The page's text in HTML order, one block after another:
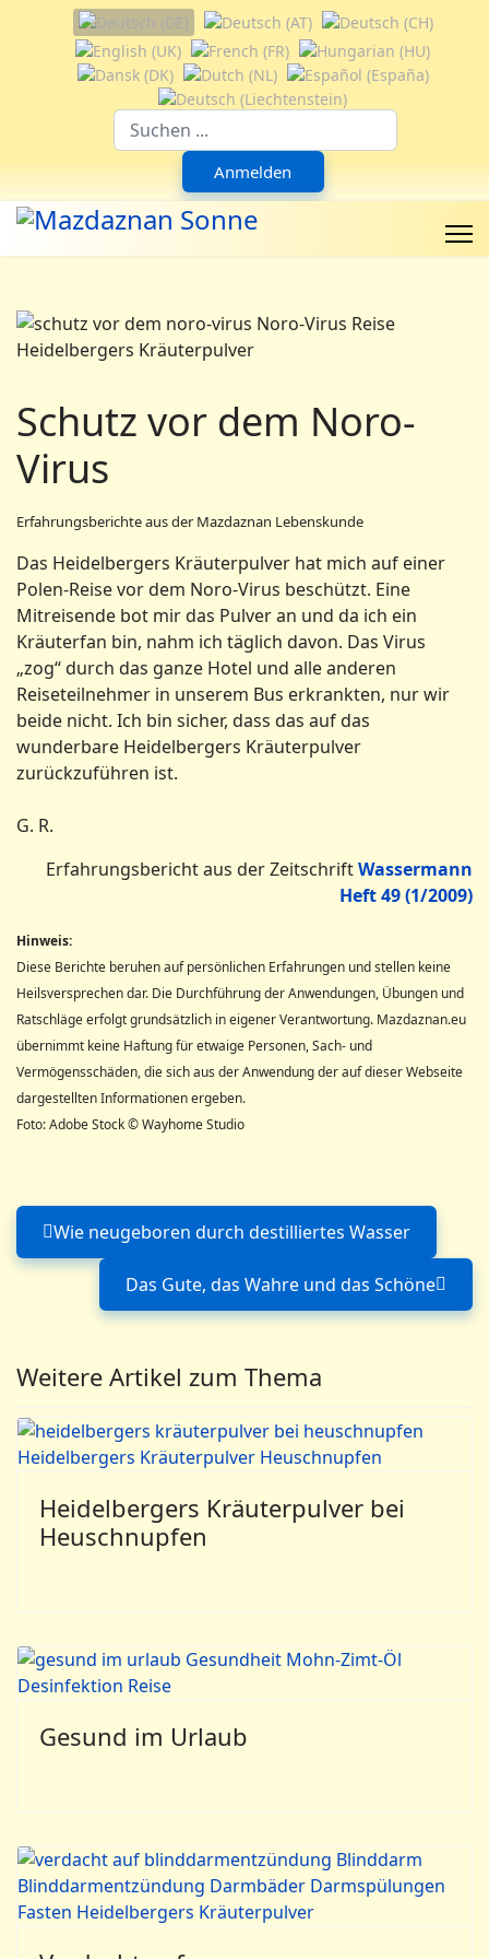
Sprache auswählen
Anmelden
Schutz vor dem Noro-
Virus
Erfahrungsberichte aus der Mazdaznan Lebenskunde
Das Heidelbergers Kräuterpulver hat mich auf einer
Polen-Reise vor dem Noro-Virus beschützt. Eine
Mitreisende bot mir das Pulver an und da ich ein
Kräuterfan bin, nahm ich täglich davon. Das Virus
„zog“ durch das ganze Hotel und alle anderen
Reiseteilnehmer in unserem Bus erkrankten, nur wir
beide nicht. Ich bin sicher, dass das auf das
wunderbare Heidelbergers Kräuterpulver
zurückzuführen ist.
G. R.
Erfahrungsbericht aus der ZeitschriftWassermann
Heft 49 (1/2009)
Hinweis:
Diese Berichte beruhen auf persönlichen Erfahrungen und stellen keine
Heilsversprechen dar. Die Durchführung der Anwendungen, Übungen und
Ratschläge erfolgt grundsätzlich in eigener Verantwortung. Mazdaznan.eu
übernimmt keine Haftung für etwaige Personen, Sach- und
Vermögensschäden, die sich aus der Anwendung der auf dieser Webseite
dargestellten Informationen ergeben.
Foto: Adobe Stock © Wayhome Studio
Vorheriger Beitrag: Wie
Wie neugeboren durch destilliertes Wasser
Nächster Beitrag: Das
Das Gute, das Wahre und das Schöne
Weitere Artikel zum Thema
Heidelbergers Kräuterpulver bei
Heuschnupfen
Gesund im Urlaub